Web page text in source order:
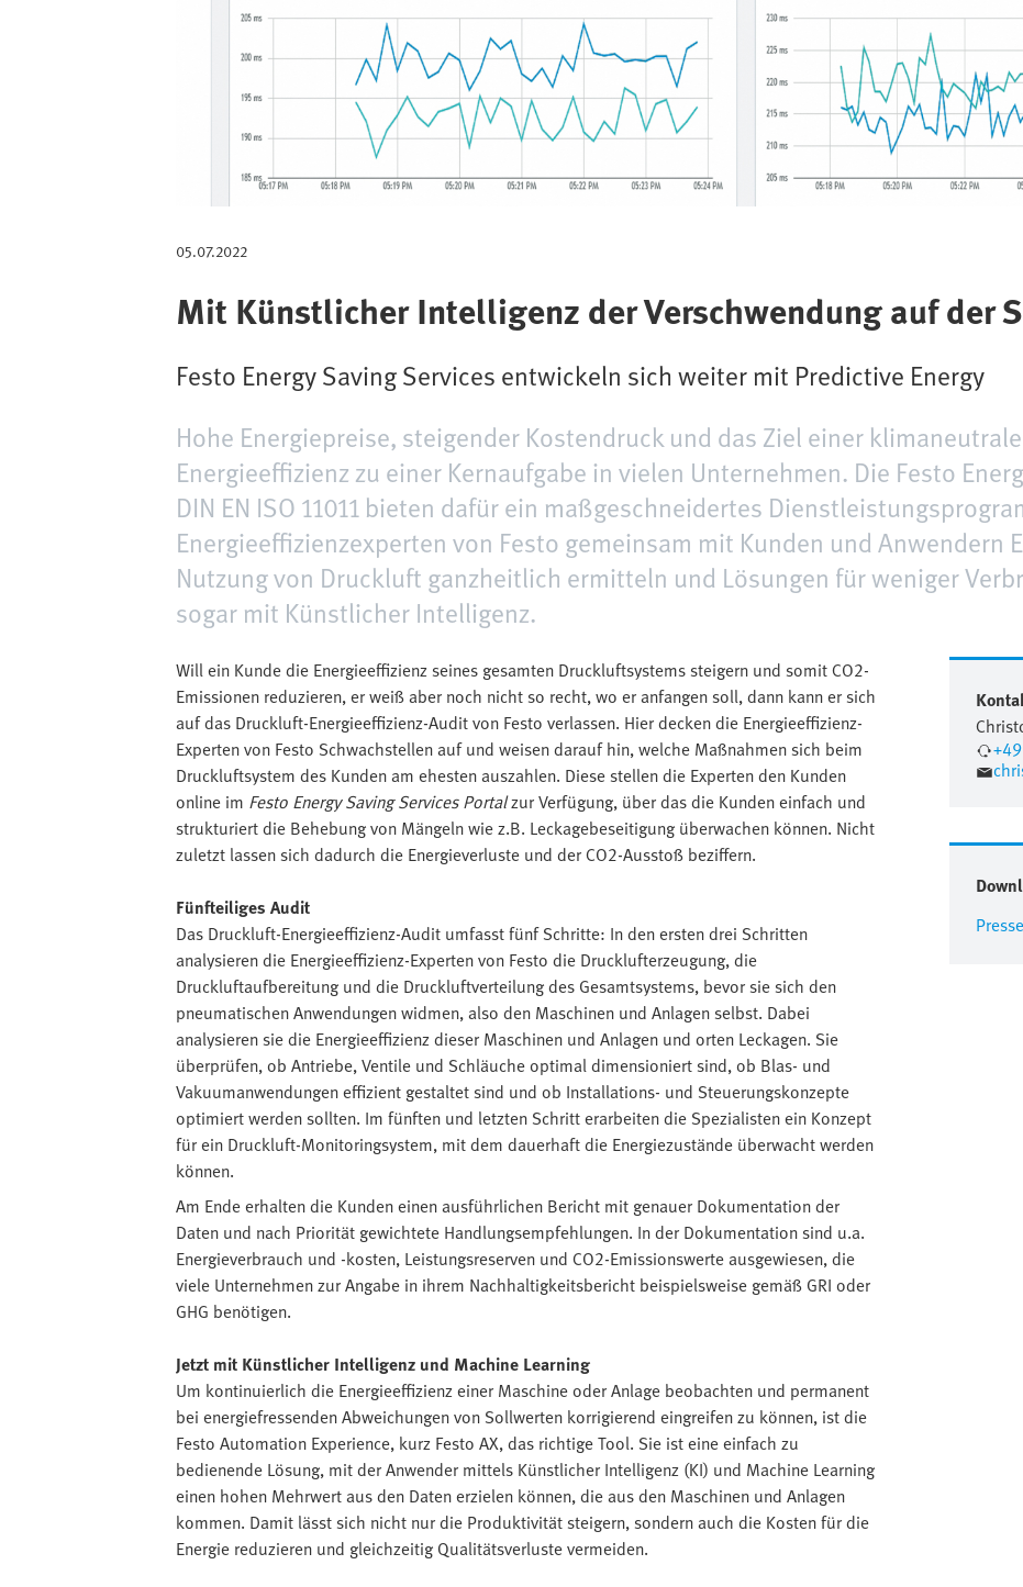
n
05.07.2022
Mit Künstlicher Intelligenz der Verschwendung auf der
Festo Energy Saving Services entwickeln sich weiter mit Predictive Energy
Hohe Energiepreise, steigender Kostendruck und das Ziel einer
Energieeffizienz zu einer Kernaufgabe in vielen Unternehmen. Die Festo
DIN EN ISO 11011 bieten dafür ein maßgeschneidertes
Energieeffizienzexperten von Festo gemeinsam mit Kunden und Anwendern
Nutzung von Druckluft ganzheitlich ermitteln und Lösungen für weniger
sogar mit Künstlicher Intelligenz.
Will ein Kunde die Energieeffizienz seines gesamten Druckluftsystems steigern und somit CO2-
Emissionen reduzieren, er weiß aber noch nicht so recht, wo er anfangen soll, dann kann er sich
auf das Druckluft-Energieeffizienz-Audit von Festo verlassen. Hier decken die Energieeffizienz-
Experten von Festo Schwachstellen auf und weisen darauf hin, welche Maßnahmen sich beim
Druckluftsystem des Kunden am ehesten auszahlen. Diese stellen die Experten den Kunden
online im Festo Energy Saving Services Portalzur Verfügung, über das die Kunden einfach und
strukturiert die Behebung von Mängeln wie z.B. Leckagebeseitigung überwachen können. Nicht
zuletzt lassen sich dadurch die Energieverluste und der CO2-Ausstoß beziffern.
Fünfteiliges Audit
Das Druckluft-Energieeffizienz-Audit umfasst fünf Schritte: In den ersten drei Schritten
analysieren die Energieeffizienz-Experten von Festo die Drucklufterzeugung, die
Druckluftaufbereitung und die Druckluftverteilung des Gesamtsystems, bevor sie sich den
pneumatischen Anwendungen widmen, also den Maschinen und Anlagen selbst. Dabei
analysieren sie die Energieeffizienz dieser Maschinen und Anlagen und orten Leckagen. Sie
überprüfen, ob Antriebe, Ventile und Schläuche optimal dimensioniert sind, ob Blas- und
Vakuumanwendungen effizient gestaltet sind und ob Installations- und Steuerungskonzepte
optimiert werden sollten. Im fünften und letzten Schritt erarbeiten die Spezialisten ein Konzept
für ein Druckluft-Monitoringsystem, mit dem dauerhaft die Energiezustände überwacht werden
können.
Am Ende erhalten die Kunden einen ausführlichen Bericht mit genauer Dokumentation der
Daten und nach Priorität gewichtete Handlungsempfehlungen. In der Dokumentation sind u.a.
Energieverbrauch und -kosten, Leistungsreserven und CO2-Emissionswerte ausgewiesen, die
viele Unternehmen zur Angabe in ihrem Nachhaltigkeitsbericht beispielsweise gemäß GRI oder
GHG benötigen.
Jetzt mit Künstlicher Intelligenz und Machine Learning
Um kontinuierlich die Energieeffizienz einer Maschine oder Anlage beobachten und permanent
bei energiefressenden Abweichungen von Sollwerten korrigierend eingreifen zu können, ist die
Festo Automation Experience, kurz Festo AX, das richtige Tool. Sie ist eine einfach zu
bedienende Lösung, mit der Anwender mittels Künstlicher Intelligenz (KI) und Machine Learning
einen hohen Mehrwert aus den Daten erzielen können, die aus den Maschinen und Anlagen
kommen. Damit lässt sich nicht nur die Produktivität steigern, sondern auch die Kosten für die
Energie reduzieren und gleichzeitig Qualitätsverluste vermeiden.